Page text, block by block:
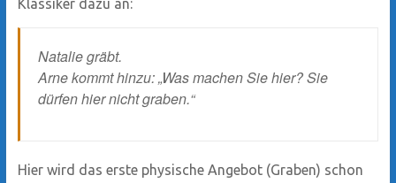
Klassiker dazu an:
Natalie gräbt.
Arne kommt hinzu: „Was machen Sie hier? Sie
dürfen hier nicht graben.“
Hier wird das erste physische Angebot (Graben) schon